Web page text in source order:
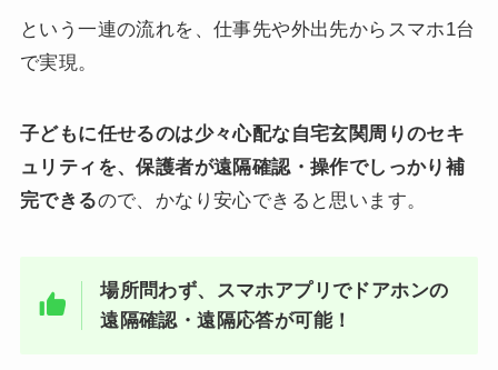
という一連の流れを、仕事先や外出先からスマホ1台
で実現。
子どもに任せるのは少々心配な自宅玄関周りのセキ
ュリティを、保護者が遠隔確認・操作でしっかり補
完できるので、かなり安心できると思います。
場所問わず、スマホアプリでドアホンの
遠隔確認・遠隔応答が可能！